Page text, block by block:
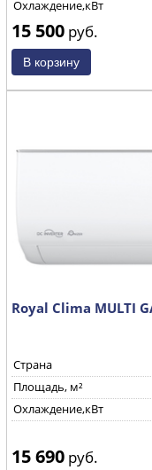
Охлаждение,кВт
15 500 руб.
Royal Clima MULTI
Страна
Площадь, м²
Охлаждение,кВт
15 690 руб.